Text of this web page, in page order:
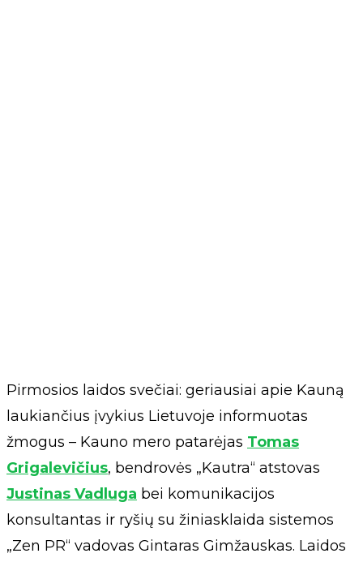
Pirmosios laidos svečiai: geriausiai apie Kauną
laukiančius įvykius Lietuvoje informuotas
žmogus – Kauno mero patarėjas Tomas
Grigalevičius, bendrovės „Kautra“ atstovas
Justinas Vadluga bei komunikacijos
konsultantas ir ryšių su žiniasklaida sistemos
„Zen PR“ vadovas Gintaras Gimžauskas. Laidos